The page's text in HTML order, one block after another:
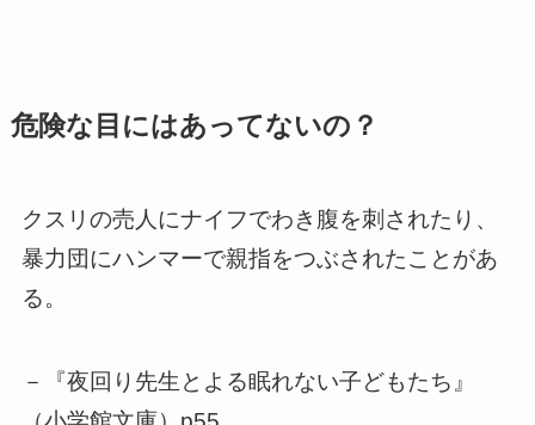
危険な目にはあってないの？
クスリの売人にナイフでわき腹を刺されたり、
暴力団にハンマーで親指をつぶされたことがあ
る。
－『夜回り先生とよる眠れない子どもたち』